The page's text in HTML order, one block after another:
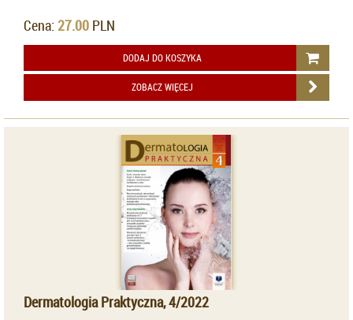
Cena: 27.00 PLN
DODAJ DO KOSZYKA
ZOBACZ WIĘCEJ
Dermatologia Praktyczna, 4/2022